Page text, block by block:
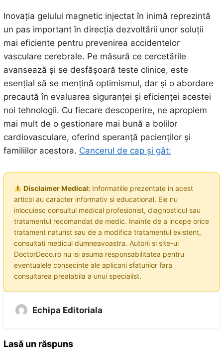
Inovația gelului magnetic injectat în inimă reprezintă
un pas important în direcția dezvoltării unor soluții
mai eficiente pentru prevenirea accidentelor
vasculare cerebrale. Pe măsură ce cercetările
avansează și se desfășoară teste clinice, este
esențial să se mențină optimismul, dar și o abordare
precaută în evaluarea siguranței și eficienței acestei
noi tehnologii. Cu fiecare descoperire, ne apropiem
mai mult de o gestionare mai bună a bolilor
cardiovasculare, oferind speranță pacienților și
familiilor acestora. Cancerul de cap și gât:
Disclaimer Medical:Informatiile prezentate in acest
articol au caracter informativ si educational. Ele nu
inlocuiesc consultul medical profesionist, diagnosticul sau
tratamentul recomandat de medic. Inainte de a incepe orice
tratament naturist sau de a modifica tratamentul existent,
consultati medicul dumneavoastra. Autorii si site-ul
DoctorDeco.ro nu isi asuma responsabilitatea pentru
eventualele consecinte ale aplicarii sfaturilor fara
consultarea prealabila a unui specialist.
Echipa Editoriala
Lasă un răspuns